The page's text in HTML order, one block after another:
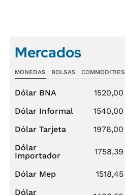
Mercados
MONEDAS BOLSAS COMMODITIES
Dólar BNA 1520,00
Dólar Informal
1540,00
Dólar Tarjeta
1976,00
Dólar
Importador
1758,39
Dólar Mep 1518,45
Dólar